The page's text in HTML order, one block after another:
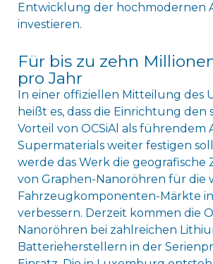
Entwicklung der hochmodernen
investieren.
Für bis zu zehn
pro Jahr
In einer offiziellen Mitteilung des
heißt es, dass die Einrichtung den
Vorteil von OCSiAl als führendem
Supermaterials weiter festigen
werde das Werk die geografische
von Graphen-Nanoröhren für die
Fahrzeugkomponenten-Märkte
verbessern. Derzeit kommen die
Nanoröhren bei zahlreichen
Batterieherstellern in der